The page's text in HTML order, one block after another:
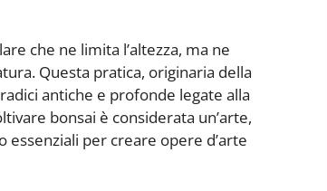
che ne limita l’altezza, ma ne
Questa pratica, originaria della
antiche e profonde legate alla
bonsai è considerata un’arte,
essenziali per creare opere d’arte